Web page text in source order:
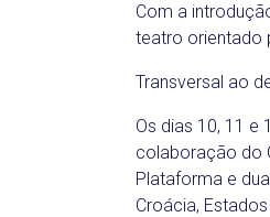
Com a
teatro orientado
Transversal ao
Os dias 10, 11
colaboração do
Plataforma e
Croácia,